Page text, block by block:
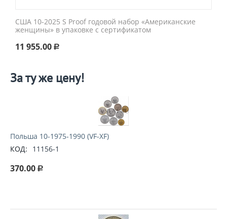
США 10-2025 S Proof годовой набор «Американские
женщины» в упаковке с сертификатом
11 955.00 Р
За ту же цену!
Польша 10-1975-1990 (VF-XF)
КОД:
11156-1
370.00 Р